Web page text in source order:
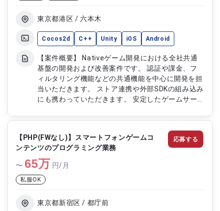
東京都港区 / 六本木
Cocos2d C++ Unity iOS Android
【案件概要】 Nativeゲーム開発における全社共通
基盤の開発および改善案件です。 認証や課金、フ
ィルタリング機能などの共通機能を中心に開発を担
当いただきます。 ストア連携や外部SDKの組み込み
にも携わっていただきます。 安定したゲームサー
す。 【作業内容】 ・認証機能の開発および改善 ・
課金機能の開発および保守対応 ・キーワードフィ
ルタリング機能の開発 ・ストア連携および外部SDK
の組み込み対応 ・共通基盤の改善および最適化対
応
【PHP(FWなし)】スマートフォンゲームコ
ンテンツのプログラミング業務
〜 65万 円/月
私服OK
東京都新宿区 / 都庁前
応募する